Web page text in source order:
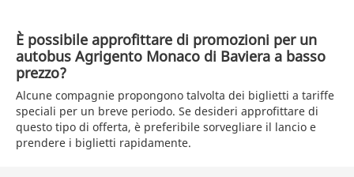
È possibile approfittare di promozioni per un
autobus Agrigento Monaco di Baviera a basso
prezzo?
Alcune compagnie propongono talvolta dei biglietti a tariffe
speciali per un breve periodo. Se desideri approfittare di
questo tipo di offerta, è preferibile sorvegliare il lancio e
prendere i biglietti rapidamente.